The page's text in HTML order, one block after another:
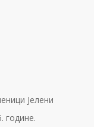
Јелени
године.